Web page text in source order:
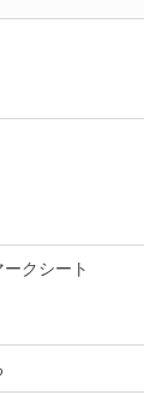
クシート